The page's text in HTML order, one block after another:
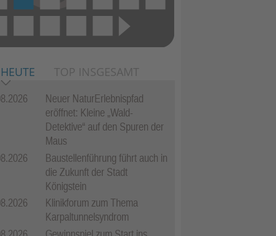
TOP INSGESAMT
Neuer NaturErlebnispfad
eröffnet: Kleine „Wald-
Detektive“ auf den Spuren der
Maus
Baustellenführung führt auch in
die Zukunft der Stadt
Königstein
Klinikforum zum Thema
Karpaltunnelsyndrom